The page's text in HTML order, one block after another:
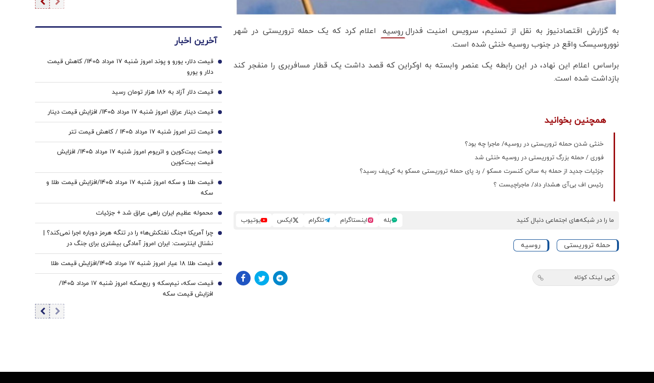
به گزارش اقتصادنیوز به نقل از تسنیم، سرویس امنیت فدرال روسیه
اعلام کرد که یک حمله تروریستی در شهر
نووروسیسک واقع در جنوب روسیه خنثی شده است.
براساس اعلام این نهاد، در این رابطه یک عنصر وابسته به اوکراین که قصد داشت یک قطار مسافربری را منفجر کند
بازداشت شده است.
همچنین بخوانید
خنثی شدن حمله تروریستی در روسیه/ ماجرا چه بود؟
فوری / حمله بزرگ تروریستی در روسیه خنثی شد
جزئیات جدید از حمله به سالن کنسرت مسکو / رد پای حمله تروریستی مسکو به کی‌یف رسید؟
رئیس اف‌ بی‌آی هشدار داد/ ماجراچیست ؟
ما را در شبکه‌های اجتماعی دنبال کنید بله اینستاگرام تلگرام ایکس یوتیوب
حمله تروریستی روسیه
کپی لینک کوتاه
آخرین اخبار
قیمت دلار، یورو و پوند امروز شنبه ۱۷ مرداد 1405/ کاهش قیمت
دلار و یورو
1
قیمت دلار آزاد به 186 هزار تومان رسید 2
قیمت دینار عراق امروز شنبه ۱۷ مرداد 1405/ افزایش قیمت دینار 3
قیمت تتر امروز شنبه ۱۷ مرداد 1405 / کاهش قیمت تتر 4
قیمت بیت‌کوین و اتریوم امروز شنبه ۱۷ مرداد ۱۴۰۵/ افزایش
قیمت بیت‌کوین
5
قیمت طلا و سکه امروز شنبه ۱۷ مرداد ۱۴۰۵/افزایش قیمت طلا و
سکه
6
محموله عظیم ایران راهی عراق شد + جزئیات 7
چرا آمریکا «جنگ نفتکش‌ها» را در تنگه هرمز دوباره اجرا نمی‌کند؟ |
نشنال اینترست: ایران امروز آمادگی بیشتری برای جنگ در
خلیج‌فارس دارد
8
قیمت طلا ۱۸ عیار امروز شنبه ۱۷ مرداد ۱۴۰۵/افزایش قیمت طلا 9
قیمت سکه، نیم‌سکه و ربع‌سکه امروز شنبه ۱۷ مرداد ۱۴۰۵/
افزایش قیمت سکه
10